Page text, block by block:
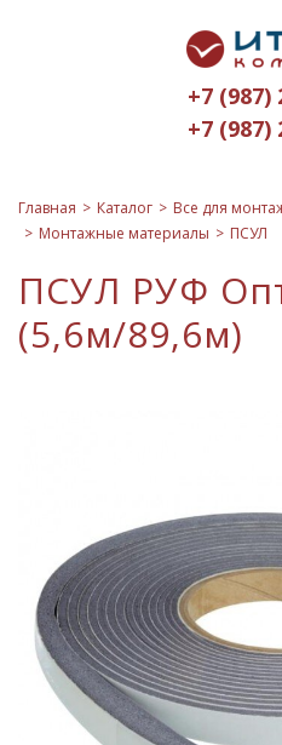
+7 (987)
+7 (987)
Главная Каталог
Все для
Монтажные материалы
ПСУЛ
ПСУЛ РУФ
(5,6м/89,6м)